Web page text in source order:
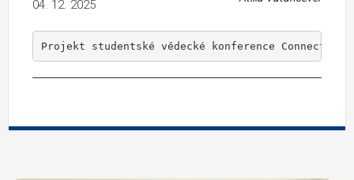
04. 12. 2025
Projekt studentské vědecké konference